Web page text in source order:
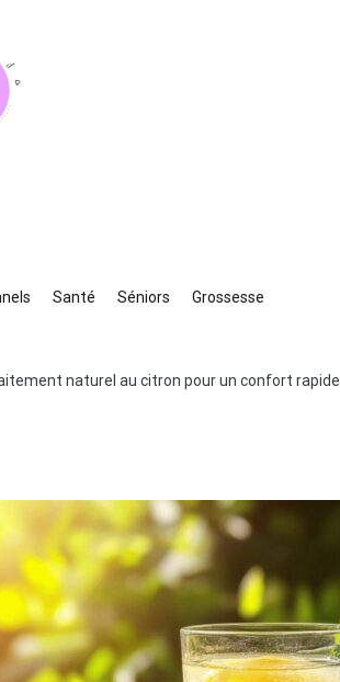
Santé Séniors Grossesse
naturel au citron pour un confort rapide